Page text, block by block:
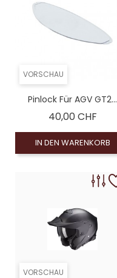
VORSCHAU
Pinlock Für AGV GT2...
40,00 CHFPreis
IN DEN WARENKORB
VORSCHAU